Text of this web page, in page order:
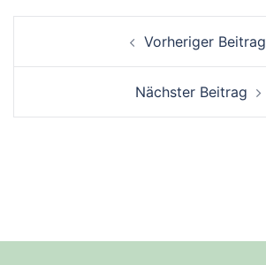
Vorheriger Beitrag
Nächster Beitrag